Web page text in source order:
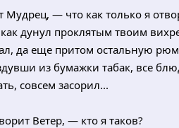
Мудрец, — что как только я
дунул проклятым твоим
да еще притом остальную
из бумажки табак, все
совсем засорил...
Ветер, — кто я таков?